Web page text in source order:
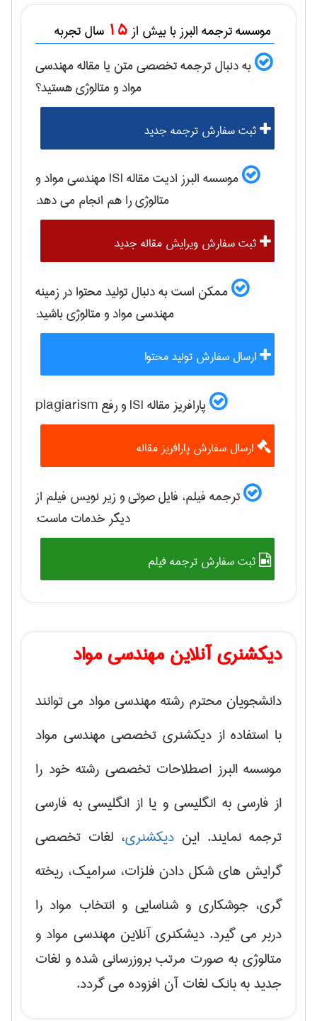
موسسه ترجمه البرز با بیش از 15 سال تجربه
به دنبال ترجمه تخصصی متن یا مقالهمهندسی
مواد و متالوژیهستید؟
ثبت سفارش ترجمه جدید
موسسه البرز ادیت مقاله ISI
مهندسی مواد و
متالوژیرا هم انجام می دهد:
ثبت سفارش ویرایش مقاله جدید
ممکن است به دنبال تولید محتوا در زمینه
مهندسی مواد و متالوژیباشید:
ارسال سفارش تولید محتوا
پارافریز مقاله ISI و رفع plagiarism
ارسال سفارش پارافریز مقاله
ترجمه فیلم، فایل صوتی و زیر نویس فیلم از
دیگر خدمات ماست:
ثبت سفارش ترجمه فیلم
دیکشنری آنلاین مهندسی مواد
دانشجویان محترم رشته مهندسی مواد می توانند
با استفاده از دیکشنری تخصصی مهندسی مواد
موسسه البرز اصطلاحات تخصصی رشته خود را
از فارسی به انگلیسی و یا از انگلیسی به فارسی
ترجمه نمایند. این دیکشنری، لغات تخصصی
گرایش های شکل دادن فلزات، سرامیک، ریخته
گری، جوشکاری و شناسایی و انتخاب مواد را
دربر می گیرد. دیشکنری آنلاین مهندسی مواد و
متالوژی به صورت مرتب بروزرسانی شده و لغات
جدید به بانک لغات آن افزوده می گردد.